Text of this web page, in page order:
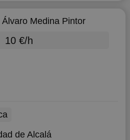
Álvaro Medina Pintor
10 €/h
de Alcalá